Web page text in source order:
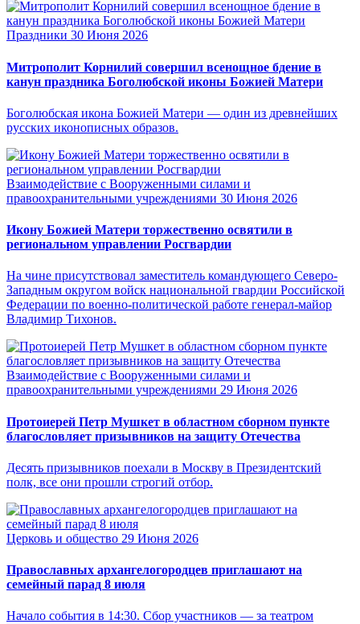
Праздники 30 Июня 2026
Митрополит Корнилий совершил всенощное бдение в
канун праздника Боголюбской иконы Божией Матери
Боголюбская икона Божией Матери — один из древнейших
русских иконописных образов.
Взаимодействие с Вооруженными силами и
правоохранительными учреждениями 30 Июня 2026
Икону Божией Матери торжественно освятили в
региональном управлении Росгвардии
На чине присутствовал заместитель командующего Северо-
Западным округом войск национальной гвардии Российской
Федерации по военно-политической работе генерал-майор
Владимир Тихонов.
Взаимодействие с Вооруженными силами и
правоохранительными учреждениями 29 Июня 2026
Протоиерей Петр Мушкет в областном сборном пункте
благословляет призывников на защиту Отечества
Десять призывников поехали в Москву в Президентский
полк, все они прошли строгий отбор.
Церковь и общество 29 Июня 2026
Православных архангелогородцев приглашают на
семейный парад 8 июля
Начало события в 14:30. Сбор участников — за театром